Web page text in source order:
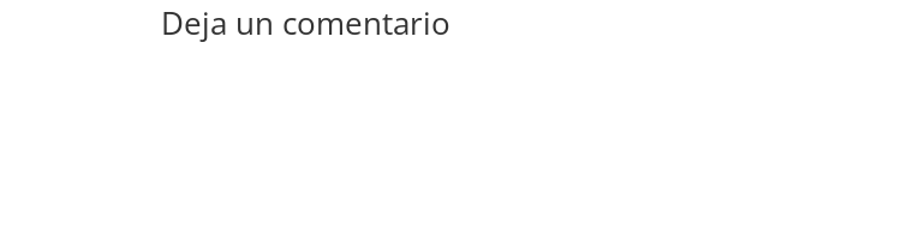
Deja un comentario